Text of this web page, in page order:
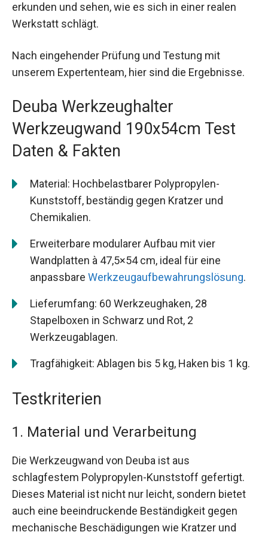
erkunden und sehen, wie es sich in einer realen
Werkstatt schlägt.
Nach eingehender Prüfung und Testung mit
unserem Expertenteam, hier sind die Ergebnisse.
Deuba Werkzeughalter
Werkzeugwand 190x54cm Test
Daten & Fakten
Material: Hochbelastbarer Polypropylen-
Kunststoff, beständig gegen Kratzer und
Chemikalien.
Erweiterbare modularer Aufbau mit vier
Wandplatten à 47,5×54 cm, ideal für eine
anpassbare Werkzeugaufbewahrungslösung.
Lieferumfang: 60 Werkzeughaken, 28
Stapelboxen in Schwarz und Rot, 2
Werkzeugablagen.
Tragfähigkeit: Ablagen bis 5 kg, Haken bis 1 kg.
Testkriterien
1. Material und Verarbeitung
Die Werkzeugwand von Deuba ist aus
schlagfestem Polypropylen-Kunststoff gefertigt.
Dieses Material ist nicht nur leicht, sondern bietet
auch eine beeindruckende Beständigkeit gegen
mechanische Beschädigungen wie Kratzer und